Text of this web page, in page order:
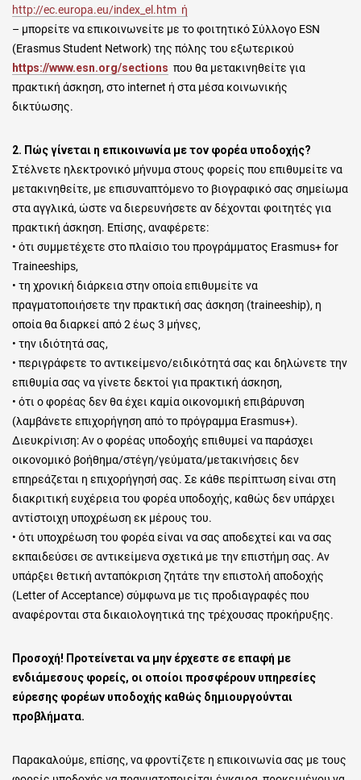
http://ec.europa.eu/index_el.htm ή
– μπορείτε να επικοινωνείτε με το φοιτητικό Σύλλογο ESN
(Erasmus Student Network) της πόλης του εξωτερικού
https://www.esn.org/sections που θα μετακινηθείτε για
πρακτική άσκηση, στο internet ή στα μέσα κοινωνικής
δικτύωσης.
2. Πώς γίνεται η επικοινωνία με τον φορέα υποδοχής?
Στέλνετε ηλεκτρονικό μήνυμα στους φορείς που επιθυμείτε να
μετακινηθείτε, με επισυναπτόμενο το βιογραφικό σας σημείωμα
στα αγγλικά, ώστε να διερευνήσετε αν δέχονται φοιτητές για
πρακτική άσκηση. Επίσης, αναφέρετε:
• ότι συμμετέχετε στο πλαίσιο του προγράμματος Erasmus+ for
Τraineeships,
• τη χρονική διάρκεια στην οποία επιθυμείτε να
πραγματοποιήσετε την πρακτική σας άσκηση (traineeship), η
οποία θα διαρκεί από 2 έως 3 μήνες,
• την ιδιότητά σας,
• περιγράφετε το αντικείμενο/ειδικότητά σας και δηλώνετε την
επιθυμία σας να γίνετε δεκτοί για πρακτική άσκηση,
• ότι ο φορέας δεν θα έχει καμία οικονομική επιβάρυνση
(λαμβάνετε επιχορήγηση από το πρόγραμμα Erasmus+).
Διευκρίνιση: Αν ο φορέας υποδοχής επιθυμεί να παράσχει
οικονομικό βοήθημα/στέγη/γεύματα/μετακινήσεις δεν
επηρεάζεται η επιχορήγησή σας. Σε κάθε περίπτωση είναι στη
διακριτική ευχέρεια του φορέα υποδοχής, καθώς δεν υπάρχει
αντίστοιχη υποχρέωση εκ μέρους του.
• ότι υποχρέωση του φορέα είναι να σας αποδεχτεί και να σας
εκπαιδεύσει σε αντικείμενα σχετικά με την επιστήμη σας. Αν
υπάρξει θετική ανταπόκριση ζητάτε την επιστολή αποδοχής
(Letter of Acceptance) σύμφωνα με τις προδιαγραφές που
αναφέρονται στα δικαιολογητικά της τρέχουσας προκήρυξης.
Προσοχή! Προτείνεται να μην έρχεστε σε επαφή με
ενδιάμεσους φορείς, οι οποίοι προσφέρουν υπηρεσίες
εύρεσης φορέων υποδοχής καθώς δημιουργούνται
προβλήματα.
Παρακαλούμε, επίσης, να φροντίζετε η επικοινωνία σας με τους